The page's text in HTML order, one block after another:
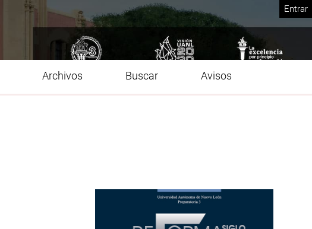
Entrar
Archivos Buscar Avisos
Imagen de portada